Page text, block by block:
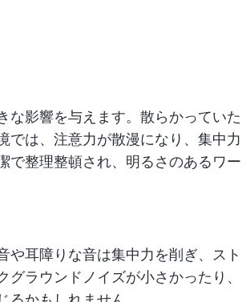
な影響を与えます。散らかっていた
では、注意力が散漫になり、集中力
で整理整頓され、明るさのあるワー
や耳障りな音は集中力を削ぎ、スト
ラウンドノイズが小さかったり、